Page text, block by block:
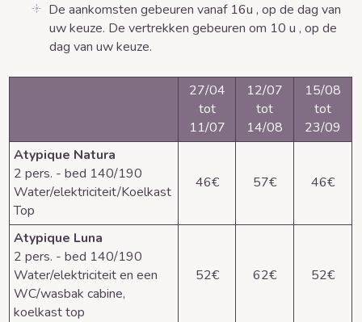
De aankomsten gebeuren vanaf 16u , op de dag van
uw keuze. De vertrekken gebeuren om 10 u , op de
dag van uw keuze.
27/04
tot
11/07
12/07
tot
14/08
15/08
tot
23/09
Atypique Natura
2 pers. - bed 140/190
Water/elektriciteit/Koelkast
Top
46€ 57€ 46€
Atypique Luna
2 pers. - bed 140/190
Water/elektriciteit en een
WC/wasbak cabine,
koelkast top
52€ 62€ 52€